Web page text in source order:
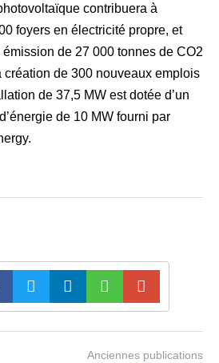
contribuera à
foyers en électricité propre, et
émission de 27 000 tonnes de CO2
création de 300 nouveaux emplois
de 37,5 MW est dotée d’un
de 10 MW fourni par
Anciennes publications